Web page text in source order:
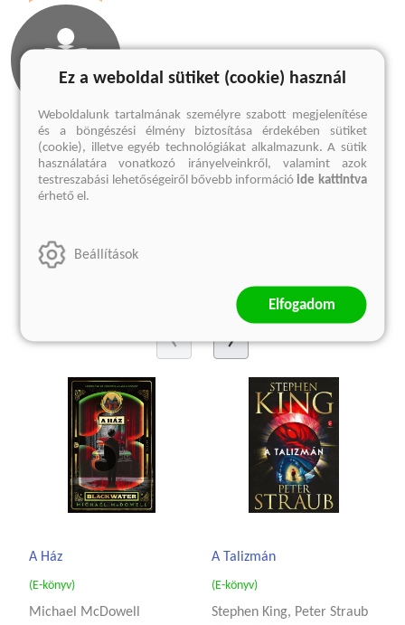
Olvass bele
1 előnézet
A Ház
(E-könyv)
Michael McDowell
A Talizmán
(E-könyv)
Stephen King, Peter Straub
Ez a weboldal sütiket (cookie) használ
Weboldalunk tartalmának személyre szabott megjelenítése
és a böngészési élmény biztosítása érdekében sütiket
(cookie), illetve egyéb technológiákat alkalmazunk. A sütik
használatára vonatkozó irányelveinkről, valamint azok
testreszabási lehetőségeiről bővebb információide kattintva
érhető el.
Beállítások
Elfogadom